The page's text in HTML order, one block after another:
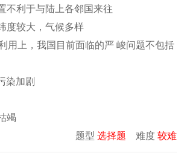
不利于与陆上各邻国来往
度较大，气候多样
用上，我国目前面临的严 峻问题不包括
染加剧
竭
题型 选择题 难度 较难